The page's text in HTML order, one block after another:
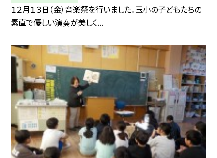
１２月１３日（金）音楽祭を行いました。玉小の子どもたちの
素直で優しい演奏が美しく...